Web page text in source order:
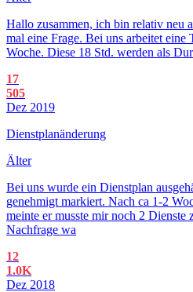
Hallo zusammen, ich bin relativ neu
mal eine Frage. Bei uns arbeitet
Woche. Diese 18 Std. werden als
17
505
Dez 2019
Dienstplanänderung
Älter
Bei uns wurde ein Dienstplan
genehmigt markiert. Nach ca 1-2
meinte er musste mir noch 2 Dienste
Nachfrage wa
12
1.0K
Dez 2018